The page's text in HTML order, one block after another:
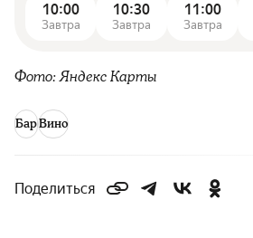
10:00
Завтра
10:30
Завтра
11:00
Завтра
Фото: Яндекс Карты
БарВино
Поделиться